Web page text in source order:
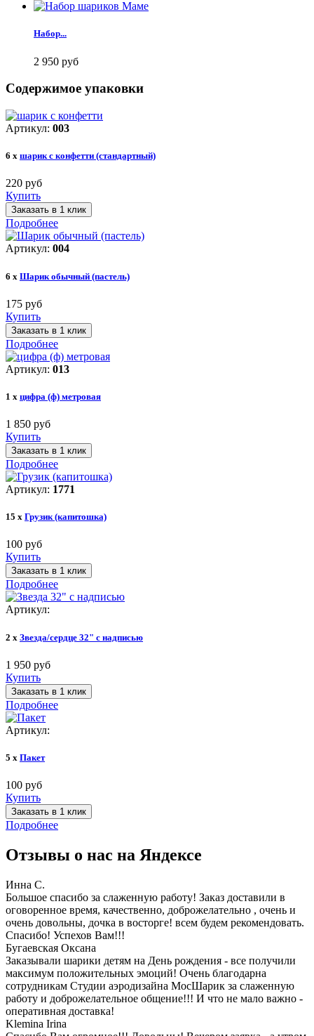
Набор...
2 950 руб
Содержимое упаковки
Артикул: 003
6 x шарик с конфетти (стандартный)
220 руб
Купить
Заказать в 1 клик
Подробнее
Артикул: 004
6 x Шарик обычный (пастель)
175 руб
Купить
Заказать в 1 клик
Подробнее
Артикул: 013
1 x цифра (ф) метровая
1 850 руб
Купить
Заказать в 1 клик
Подробнее
Артикул: 1771
15 x Грузик (капитошка)
100 руб
Купить
Заказать в 1 клик
Подробнее
Артикул:
2 x Звезда/сердце 32" с надписью
1 950 руб
Купить
Заказать в 1 клик
Подробнее
Артикул:
5 x Пакет
100 руб
Купить
Заказать в 1 клик
Подробнее
Отзывы о нас на Яндексе
Инна С.
Большое спасибо за слаженную работу! Заказ доставили в
оговоренное время, качественно, доброжелательно , очень и
очень довольны, дочка в восторге! всем будем рекомендовать.
Спасибо! Успехов Вам!!!
Бугаевская Оксана
Заказывали шарики детям на День рождения - все получили
максимум положительных эмоций! Очень благодарна
сотрудникам Студии аэродизайна МосШарик за слаженную
работу и доброжелательное общение!!! И что не мало важно -
оперативная доставка!
Klemina Irina